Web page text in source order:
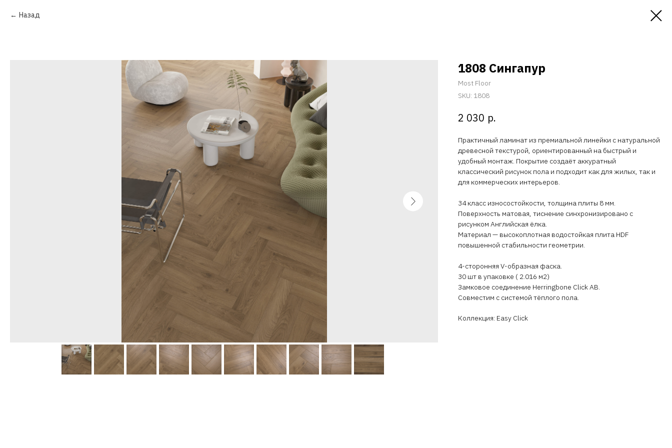
Назад
1808 Сингапур
Most Floor
SKU: 1808
2 030 р.
Практичный ламинат из премиальной линейки с натуральной
древесной текстурой, ориентированный на быстрый и
удобный монтаж. Покрытие создаёт аккуратный
классический рисунок пола и подходит как для жилых, так и
для коммерческих интерьеров.
34 класс износостойкости, толщина плиты 8 мм.
Поверхность матовая, тиснение синхронизировано с
рисунком Английская ёлка.
Материал — высокоплотная водостойкая плита HDF
повышенной стабильности геометрии.
4-сторонняя V-образная фаска.
30 шт в упаковке ( 2.016 м2)
Замковое соединение Herringbone Click AB.
Совместим с системой тёплого пола.
Коллекция: Easy Click